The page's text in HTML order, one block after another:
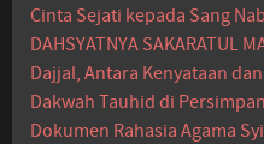
Cinta Sejati kepada Sang
DAHSYATNYA SAKARATUL
Dajjal, Antara Kenyataan
Dakwah Tauhid di
Dokumen Rahasia Agama